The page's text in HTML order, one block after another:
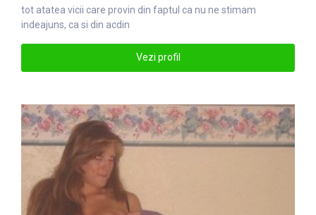
tot atatea vicii care provin din faptul ca nu ne stimam
indeajuns, ca si din acdin
Vezi profil